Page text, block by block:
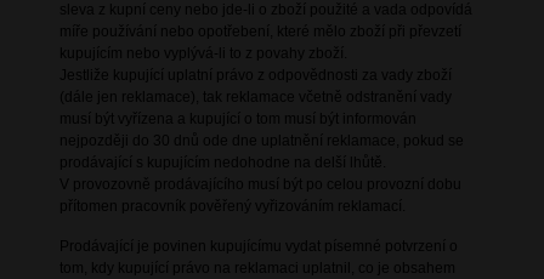
sleva z kupní ceny nebo jde-li o zboží použité a vada odpovídá
míře používání nebo opotřebení, které mělo zboží při převzetí
kupujícím nebo vyplývá-li to z povahy zboží.
Jestliže kupující uplatní právo z odpovědnosti za vady zboží
(dále jen reklamace), tak reklamace včetně odstranění vady
musí být vyřízena a kupující o tom musí být informován
nejpozději do 30 dnů ode dne uplatnění reklamace, pokud se
prodávající s kupujícím nedohodne na delší lhůtě.
V provozovně prodávajícího musí být po celou provozní dobu
přítomen pracovník pověřený vyřizováním reklamací.
Prodávající je povinen kupujícímu vydat písemné potvrzení o
tom, kdy kupující právo na reklamaci uplatnil, co je obsahem